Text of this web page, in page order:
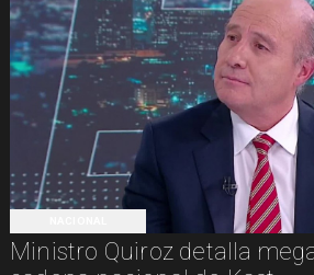
Ministro Quiroz detalla